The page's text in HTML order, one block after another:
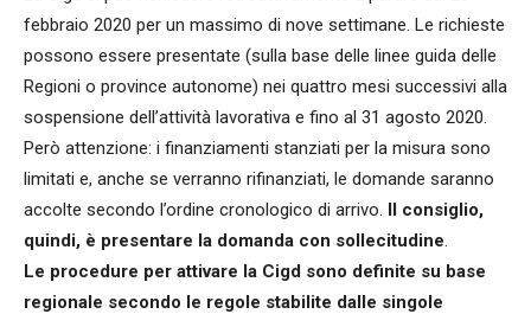
febbraio 2020 per un massimo di nove settimane. Le richieste
possono essere presentate (sulla base delle linee guida delle
Regioni o province autonome) nei quattro mesi successivi alla
sospensione dell’attività lavorativa e fino al 31 agosto 2020.
Però attenzione: i finanziamenti stanziati per la misura sono
limitati e, anche se verranno rifinanziati, le domande saranno
accolte secondo l’ordine cronologico di arrivo. Il consiglio,
quindi, è presentare la domanda con sollecitudine.
Le procedure per attivare la Cigd sono definite su base
regionale secondo le regole stabilite dalle singole